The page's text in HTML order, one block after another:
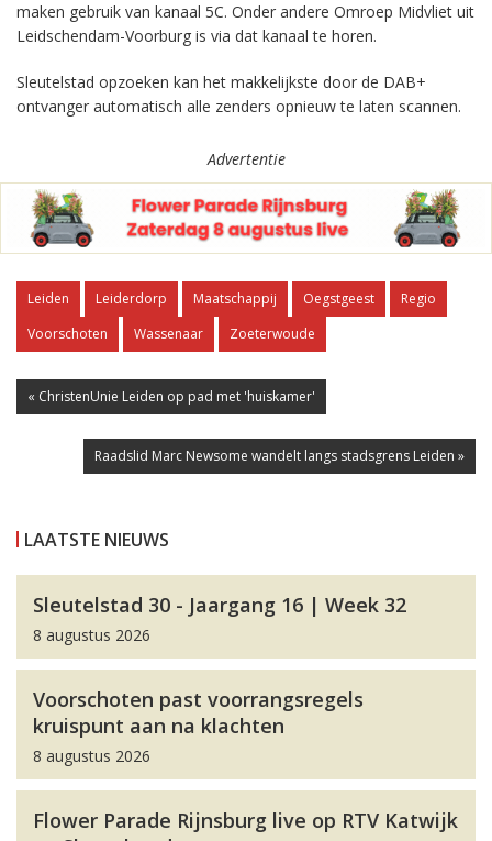
maken gebruik van kanaal 5C. Onder andere Omroep Midvliet uit
Leidschendam-Voorburg is via dat kanaal te horen.
Sleutelstad opzoeken kan het makkelijkste door de DAB+
ontvanger automatisch alle zenders opnieuw te laten scannen.
Advertentie
Leiden Leiderdorp Maatschappij Oegstgeest
Regio
Voorschoten
Wassenaar Zoeterwoude
« ChristenUnie Leiden op pad met 'huiskamer'
Raadslid Marc Newsome wandelt langs stadsgrens Leiden »
LAATSTE NIEUWS
Sleutelstad 30 - Jaargang 16 | Week 32
8 augustus 2026
Voorschoten past voorrangsregels
kruispunt aan na klachten
8 augustus 2026
Flower Parade Rijnsburg live op RTV Katwijk